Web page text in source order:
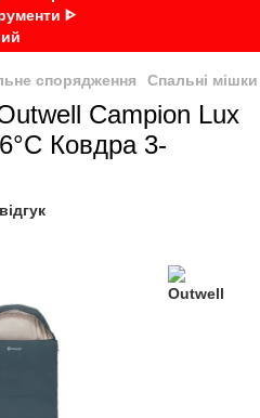
спорядження Спальні мішки
Campion Lux
Ковдра 3-